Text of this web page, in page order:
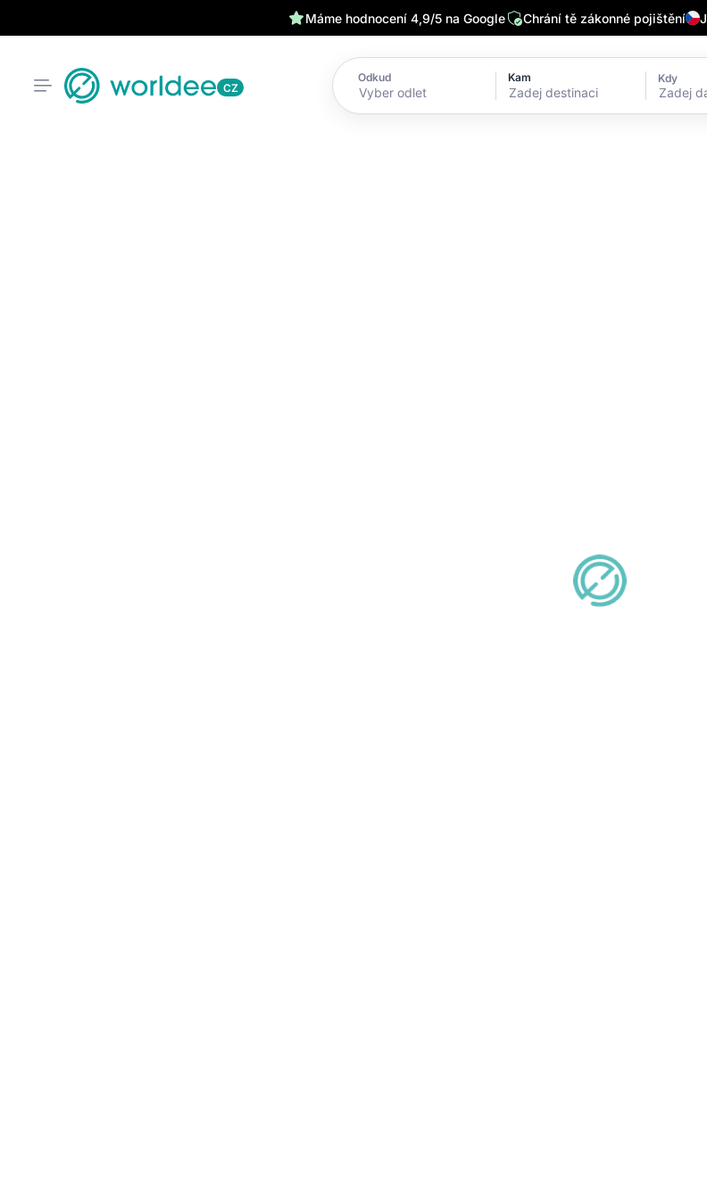
Máme hodnocení 4,9/5 na Google Chrání tě zákonné pojištění
CZ
Odkud Kam Kdy
Zadej